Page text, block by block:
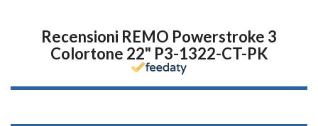
Recensioni REMO Powerstroke 3
Colortone 22" P3-1322-CT-PK